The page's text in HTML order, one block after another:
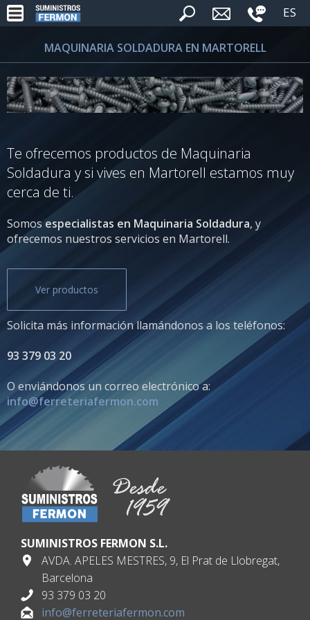
ES
MAQUINARIA SOLDADURA EN MARTORELL
Te ofrecemos productos de Maquinaria
Soldadura y si vives en Martorell estamos muy
cerca de ti.
Somosespecialistas en Maquinaria Soldadura, y
ofrecemos nuestros servicios en Martorell.
Ver productos
Solicita más información llamándonos a los teléfonos:
93 379 03 20
O enviándonos un correo electrónico a:
info@ferreteriafermon.com
SUMINISTROS FERMON S.L.
AVDA. APELES MESTRES, 9, El Prat de Llobregat,
Barcelona
93 379 03 20
info@ferreteriafermon.com